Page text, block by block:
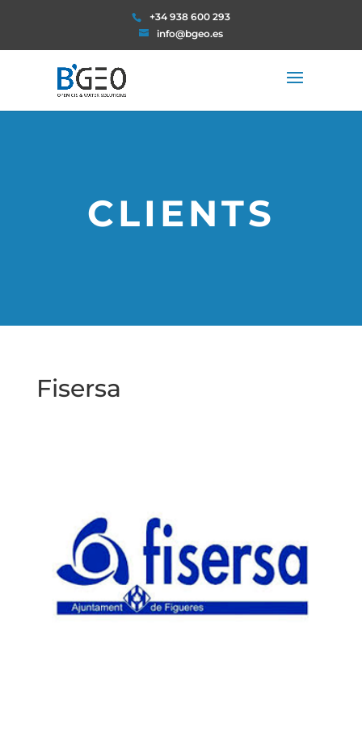
+34 938 600 293
info@bgeo.es
CLIENTS
Fisersa